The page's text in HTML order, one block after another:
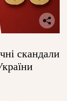
скандали